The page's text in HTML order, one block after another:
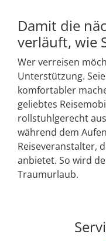
Damit die
verläuft, wie
Wer verreisen
Unterstützung.
komfortabler
geliebtes
rollstuhlgerecht
während dem
Reiseveranstalter,
anbietet. So wird
Traumurlaub.